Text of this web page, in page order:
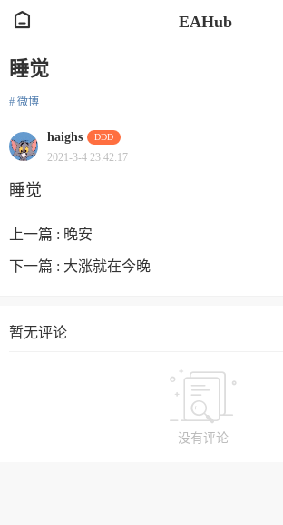
EAHub
睡觉
# 微博
haighs DDD
2021-3-4 23:42:17
睡觉
上一篇 : 晚安
下一篇 : 大涨就在今晚
暂无评论
没有评论